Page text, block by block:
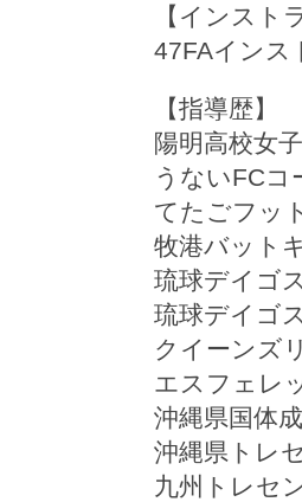
【インスト
47FAインス
【指導歴】
陽明高校女
うないFCコ
てたごフッ
牧港バット
琉球デイゴ
琉球デイゴ
クイーンズ
エスフェレ
沖縄県国体
沖縄県トレ
九州トレセ